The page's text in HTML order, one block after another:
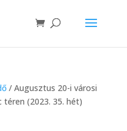
/ Augusztus 20-i városi
téren (2023. 35. hét)